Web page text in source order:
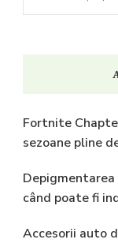
ceva?
Fortnite
sezoane pline
când poate fi
Accesorii auto